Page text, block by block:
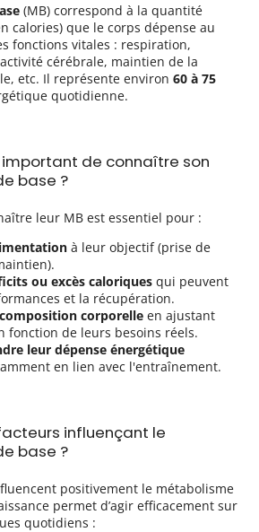
(MB) correspond à la quantité
calories) que le corps dépense au
fonctions vitales : respiration,
cérébrale, maintien de la
etc. Il représente environ 60 à 75
quotidienne.
de connaître son
base ?
leur MB est essentiel pour :
à leur objectif (prise de
ou excès caloriques qui peuvent
et la récupération.
corporelle en ajustant
fonction de leurs besoins réels.
leur dépense énergétique
en lien avec l'entraînement.
influençant le
base ?
positivement le métabolisme
permet d’agir efficacement sur
quotidiens :